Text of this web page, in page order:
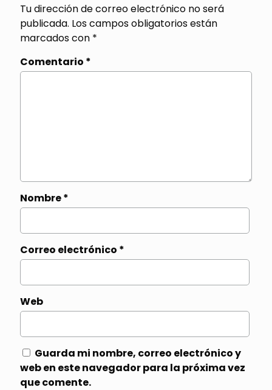
Tu dirección de correo electrónico no será
publicada. Los campos obligatorios están
marcados con *
Comentario *
Nombre*
Correo electrónico *
Web
Guarda mi nombre, correo electrónico y
web en este navegador para la próxima vez
que comente.